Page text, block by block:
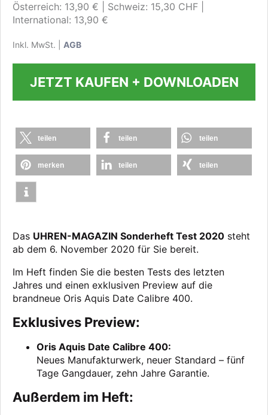
Österreich: 13,90 €
Schweiz: 15,30 CHF
International: 13,90 €
Inkl. MwSt. | AGB
JETZT KAUFEN + DOWNLOADEN
teilen teilen teilen
merken teilen teilen
Das UHREN-MAGAZIN Sonderheft Test 2020 steht
ab dem 6. November 2020 für Sie bereit.
Im Heft finden Sie die besten Tests des letzten
Jahres und einen exklusiven Preview auf die
brandneue Oris Aquis Date Calibre 400.
Exklusives Preview:
Oris Aquis Date Calibre 400:
Neues Manufakturwerk, neuer Standard – fünf
Tage Gangdauer, zehn Jahre Garantie.
Außerdem im Heft: